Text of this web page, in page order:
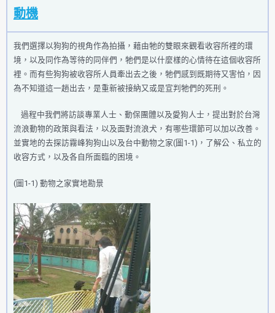
動機
我們選擇以狗狗的視角作為拍攝，藉由牠的雙眼來觀看收容所裡的環
境，以及同作為等待的同伴們，牠們是以什麼樣的心情待在這個收容所
裡。而有些狗狗被收容所人員牽出去之後，牠們感到既期待又害怕，因
為不知道這一趟出去，是重新被接納又或是宣判牠們的死刑。
過程中我們將訪談專業人士、動保團體以及愛狗人士，提出對於台灣
流浪動物的政策與看法，以及面對流浪犬，有哪些環節可以加以改善。
並實地的去探訪霧峰狗狗山以及台中動物之家(圖1-1)，了解公、私立的
收容方式，以及各自所面臨的困境。
(圖1-1) 動物之家實地勘景